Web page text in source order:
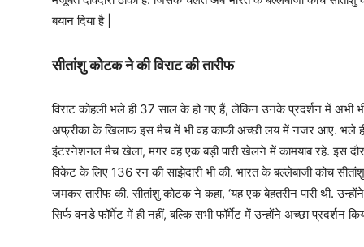
बयान दिया है |
सीतांशु कोटक ने की विराट की तारीफ
विराट कोहली भले ही 37 साल के हो गए हैं, लेकिन उनके प्रदर्शन में अभी
अफ्रीका के खिलाफ इस मैच में भी वह काफी अच्छी लय में नजर आए. भले ही
इंटरनेशनल मैच खेला, मगर वह एक बड़ी पारी खेलने में कामयाब रहे. इस
विकेट के लिए 136 रन की साझेदारी भी की. भारत के बल्लेबाजी कोच
जमकर तारीफ की. सीतांशु कोटक ने कहा, ‘यह एक बेहतरीन पारी थी.
सिर्फ वनडे फॉर्मेट में ही नहीं, बल्कि सभी फॉर्मेट में उन्होंने अच्छा प्रदर्शन